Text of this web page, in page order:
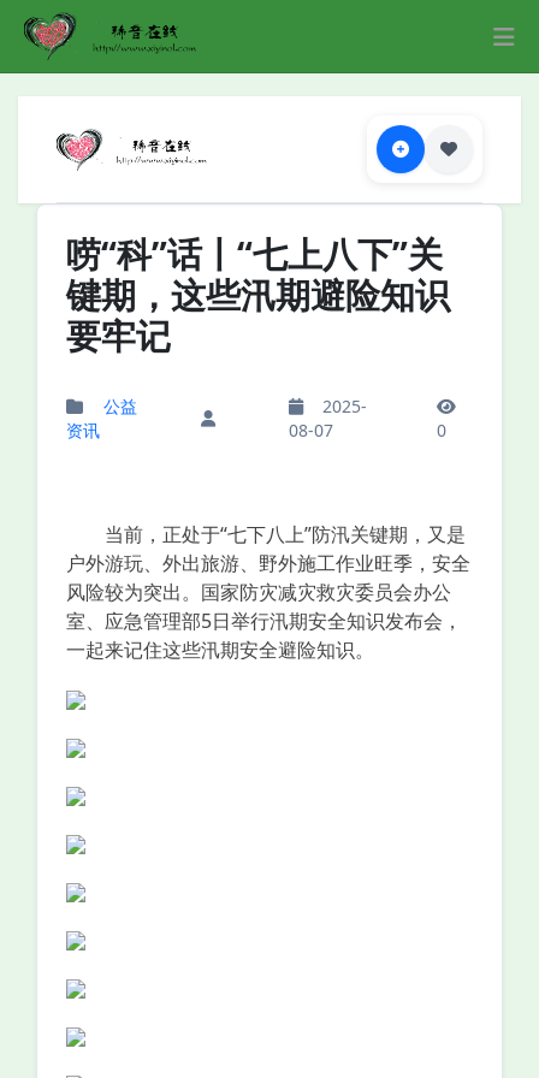
唠“科”话丨“七上八下”关
键期，这些汛期避险知识
要牢记
公益
资讯
2025-
08-07
0
当前，正处于“七下八上”防汛关键期，又是
户外游玩、外出旅游、野外施工作业旺季，安全
风险较为突出。国家防灾减灾救灾委员会办公
室、应急管理部5日举行汛期安全知识发布会，
一起来记住这些汛期安全避险知识。